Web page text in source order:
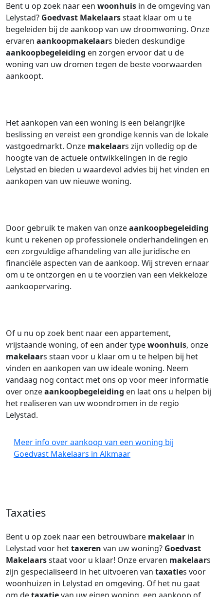
Bent u op zoek naar een woonhuis in de omgeving van
Lelystad? Goedvast Makelaarsstaat klaar om u te
begeleiden bij de aankoop van uw droomwoning. Onze
ervaren aankoopmakelaars bieden deskundige
aankoopbegeleiding en zorgen ervoor dat u de
woning van uw dromen tegen de beste voorwaarden
aankoopt.
Het aankopen van een woning is een belangrijke
beslissing en vereist een grondige kennis van de lokale
vastgoedmarkt. Onze makelaars zijn volledig op de
hoogte van de actuele ontwikkelingen in de regio
Lelystad en bieden u waardevol advies bij het vinden en
aankopen van uw nieuwe woning.
Door gebruik te maken van onzeaankoopbegeleiding
kunt u rekenen op professionele onderhandelingen en
een zorgvuldige afhandeling van alle juridische en
financiële aspecten van de aankoop. Wij streven ernaar
om u te ontzorgen en u te voorzien van een vlekkeloze
aankoopervaring.
Of u nu op zoek bent naar een appartement,
vrijstaande woning, of een ander typewoonhuis, onze
makelaars staan voor u klaar om u te helpen bij het
vinden en aankopen van uw ideale woning. Neem
vandaag nog contact met ons op voor meer informatie
over onzeaankoopbegeleiding en laat ons u helpen bij
het realiseren van uw woondromen in de regio
Lelystad.
Meer info over aankoop van een woning bij
Goedvast Makelaars in Alkmaar
Taxaties
Bent u op zoek naar een betrouwbare makelaar in
Lelystad voor hettaxeren van uw woning? Goedvast
Makelaarsstaat voor u klaar! Onze ervaren makelaars
zijn gespecialiseerd in het uitvoeren van taxaties voor
woonhuizen in Lelystad en omgeving. Of het nu gaat